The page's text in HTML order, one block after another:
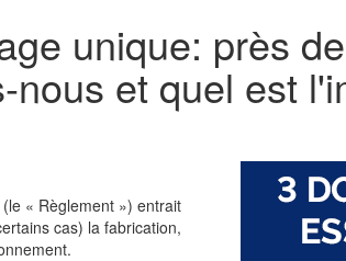
unique: près
et quel est
« Règlement ») entrait
cas) la fabrication,